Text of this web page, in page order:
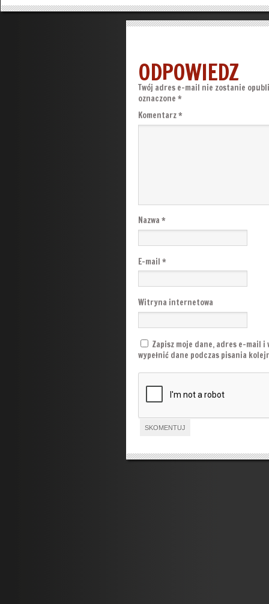
ODPOWIEDZ
Twój adres e-mail nie zostanie
oznaczone *
Komentarz*
Nazwa *
E-mail *
Witryna internetowa
Zapisz moje dane, adres e-mail
wypełnić dane podczas pisania